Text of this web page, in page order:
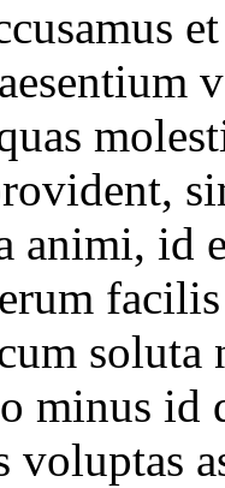
animi, id
soluta
minus id